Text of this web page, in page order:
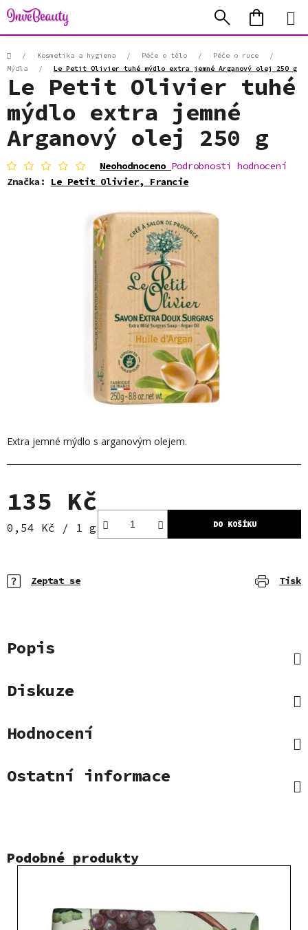
Přejít
na
obsah
Hledat
KOŠÍK
Domů/ Kosmetika a hygiena / Péče o tělo / Péče o ruce
/
Mýdla
/ Le Petit Olivier tuhé mýdlo extra jemné Arganový olej 250 g
Extra jemné mýdlo s arganovým olejem.
135 Kč
Měrná cena:
0,54 Kč / 1 g DO KOŠÍKU
Tisk
Zeptat se
Le Petit Olivier tuhé
mýdlo extra jemné
Arganový olej 250 g
Průměrné
hodnocení
produktu
0,0
z
5
hvězdiček.
Neohodnoceno Podrobnosti hodnocení
Značka: Le Petit Olivier, Francie
Popis
Diskuze
Hodnocení
Ostatní informace
Podobné produkty